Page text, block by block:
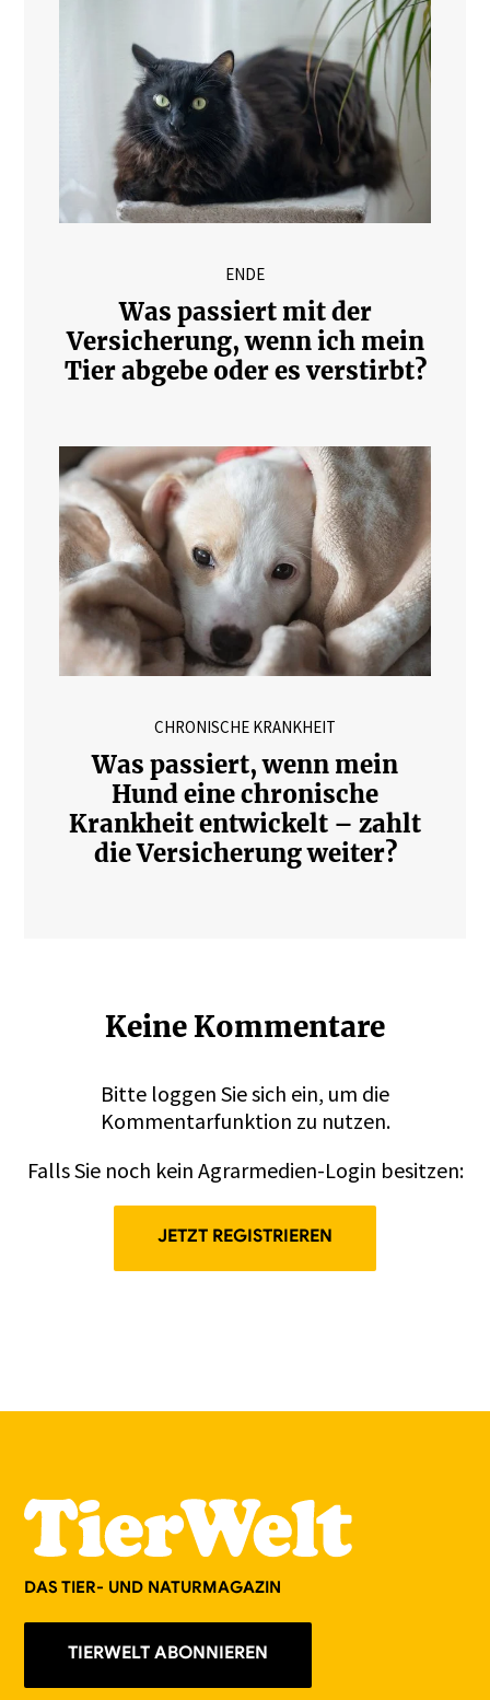
ENDE
Was passiert mit der
Versicherung, wenn ich mein
Tier abgebe oder es verstirbt?
CHRONISCHE KRANKHEIT
Was passiert, wenn mein
Hund eine chronische
Krankheit entwickelt – zahlt
die Versicherung weiter?
Keine Kommentare
Bitte loggen Sie sich ein, um die
Kommentarfunktion zu nutzen.
Falls Sie noch kein Agrarmedien-Login besitzen:
JETZT REGISTRIEREN
DAS TIER- UND NATURMAGAZIN
TIERWELT ABONNIEREN